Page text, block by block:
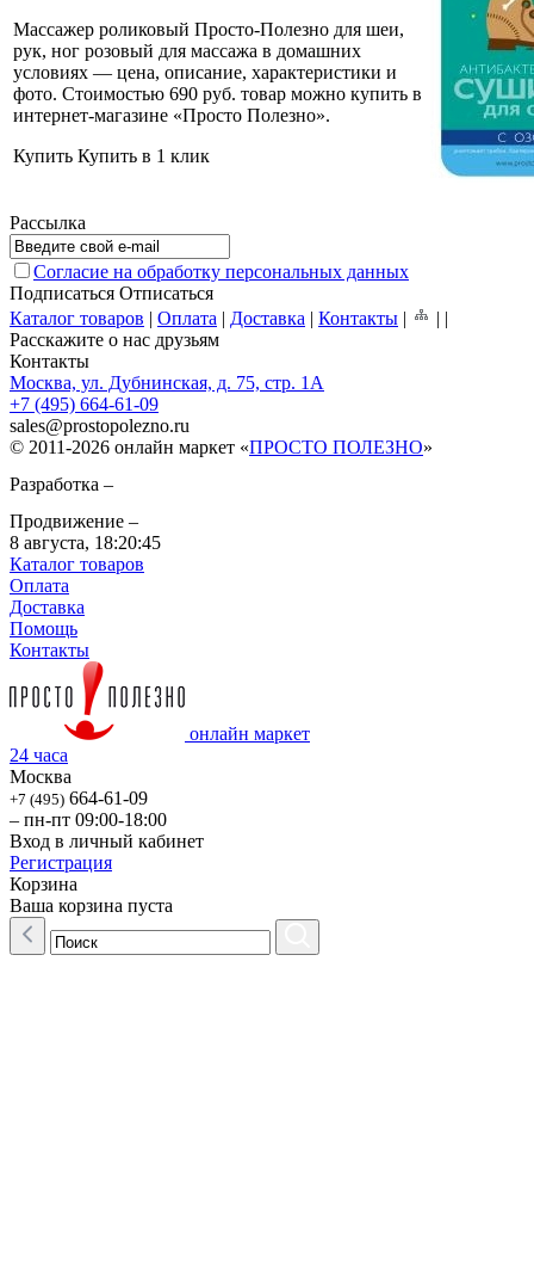
Массажер роликовый Просто-Полезно для шеи,
рук, ног розовый для массажа в домашних
условиях — цена, описание, характеристики и
фото. Стоимостью 690 руб. товар можно купить в
интернет-магазине «Просто Полезно».
Купить Купить в 1 клик
Рассылка
Согласие на обработку персональных данных
Подписаться Отписаться
Каталог товаров | Оплата | Доставка | Контакты | | |
Расскажите о нас друзьям
Контакты
Москва, ул. Дубнинская, д. 75, стр. 1А
+7 (495) 664-61-09
sales@prostopolezno.ru
© 2011-2026 онлайн маркет «ПРОСТО ПОЛЕЗНО»
Разработка –
Продвижение –
8 августа, 18:20:45
Каталог товаров
Оплата
Доставка
Помощь
Контакты
онлайн маркет
24 часа
Москва
+7 (495) 664-61-09
– пн-пт 09:00-18:00
Вход в личный кабинет
Регистрация
Корзина
Ваша корзина пуста